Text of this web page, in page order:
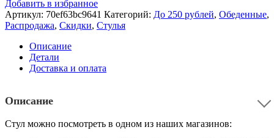
Добавить в избранное
Артикул: 70ef63bc9641 Категорий: До 250 рублей, Обеденные,
Распродажа, Скидки, Стулья
Описание
Детали
Доставка и оплата
Описание
Стул можно посмотреть в одном из наших магазинов: